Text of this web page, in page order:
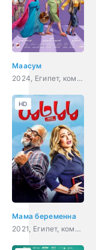
Маасум
2024, Египет, комедия, музыка
Мама беременна
2021, Египет, комедия
HD